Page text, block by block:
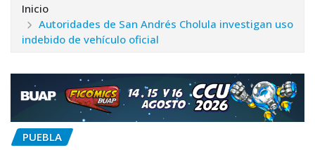
Inicio
Autoridades de San Andrés Cholula investigan uso
indebido de vehículo oficial
PUEBLA